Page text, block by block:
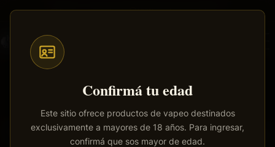
Confirmá tu edad
Este sitio ofrece productos de vapeo destinados
exclusivamente a mayores de 18 años. Para ingresar,
confirmá que sos mayor de edad.
Saltar
contenido
principal
Envíos a todo el país· 100% productos originales
Tenemos grandes proyectos